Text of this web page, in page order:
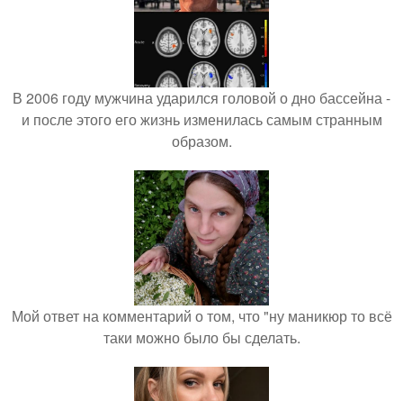
В 2006 году мужчина ударился головой о дно бассейна -
и после этого его жизнь изменилась самым странным
образом.
Мой ответ на комментарий о том, что "ну маникюр то всё
таки можно было бы сделать.